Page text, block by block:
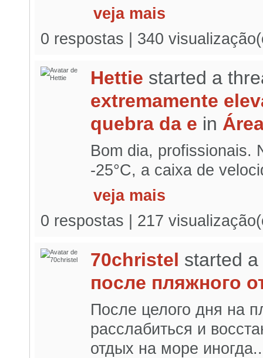
veja mais
0 respostas | 340
Hettie started a
extremamente
quebra da e in
Bom dia, profissionais.
-25°C, a caixa de
veja mais
0 respostas | 217
70christel started
после пляжного
После целого дня на
расслабиться и
отдых на море